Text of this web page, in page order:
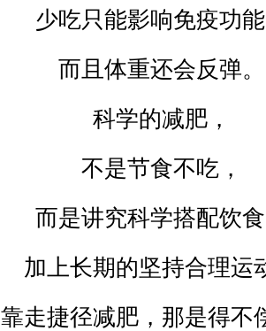
少吃只能影响免疫功
而且体重还会反弹。
科学的减肥，
不是节食不吃，
而是讲究科学搭配饮
加上长期的坚持合理运
靠走捷径减肥，那是得不